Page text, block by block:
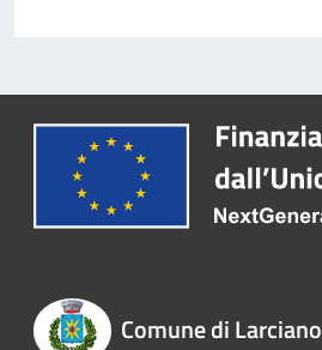
Comune di Larciano